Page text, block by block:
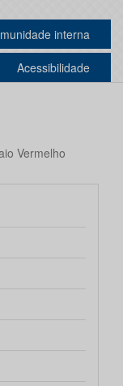
interna
Acessibilidade
Vermelho